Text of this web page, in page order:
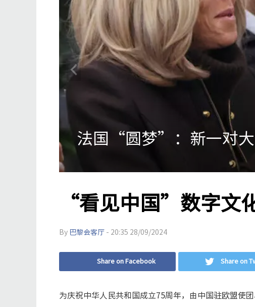
法农业部长：中国将认
“看见中国”数字文
By 巴黎会客厅 - 20:35 28/09/2024
Share on Facebook Share on
为庆祝中华人民共和国成立75周年，由中国驻欧盟使